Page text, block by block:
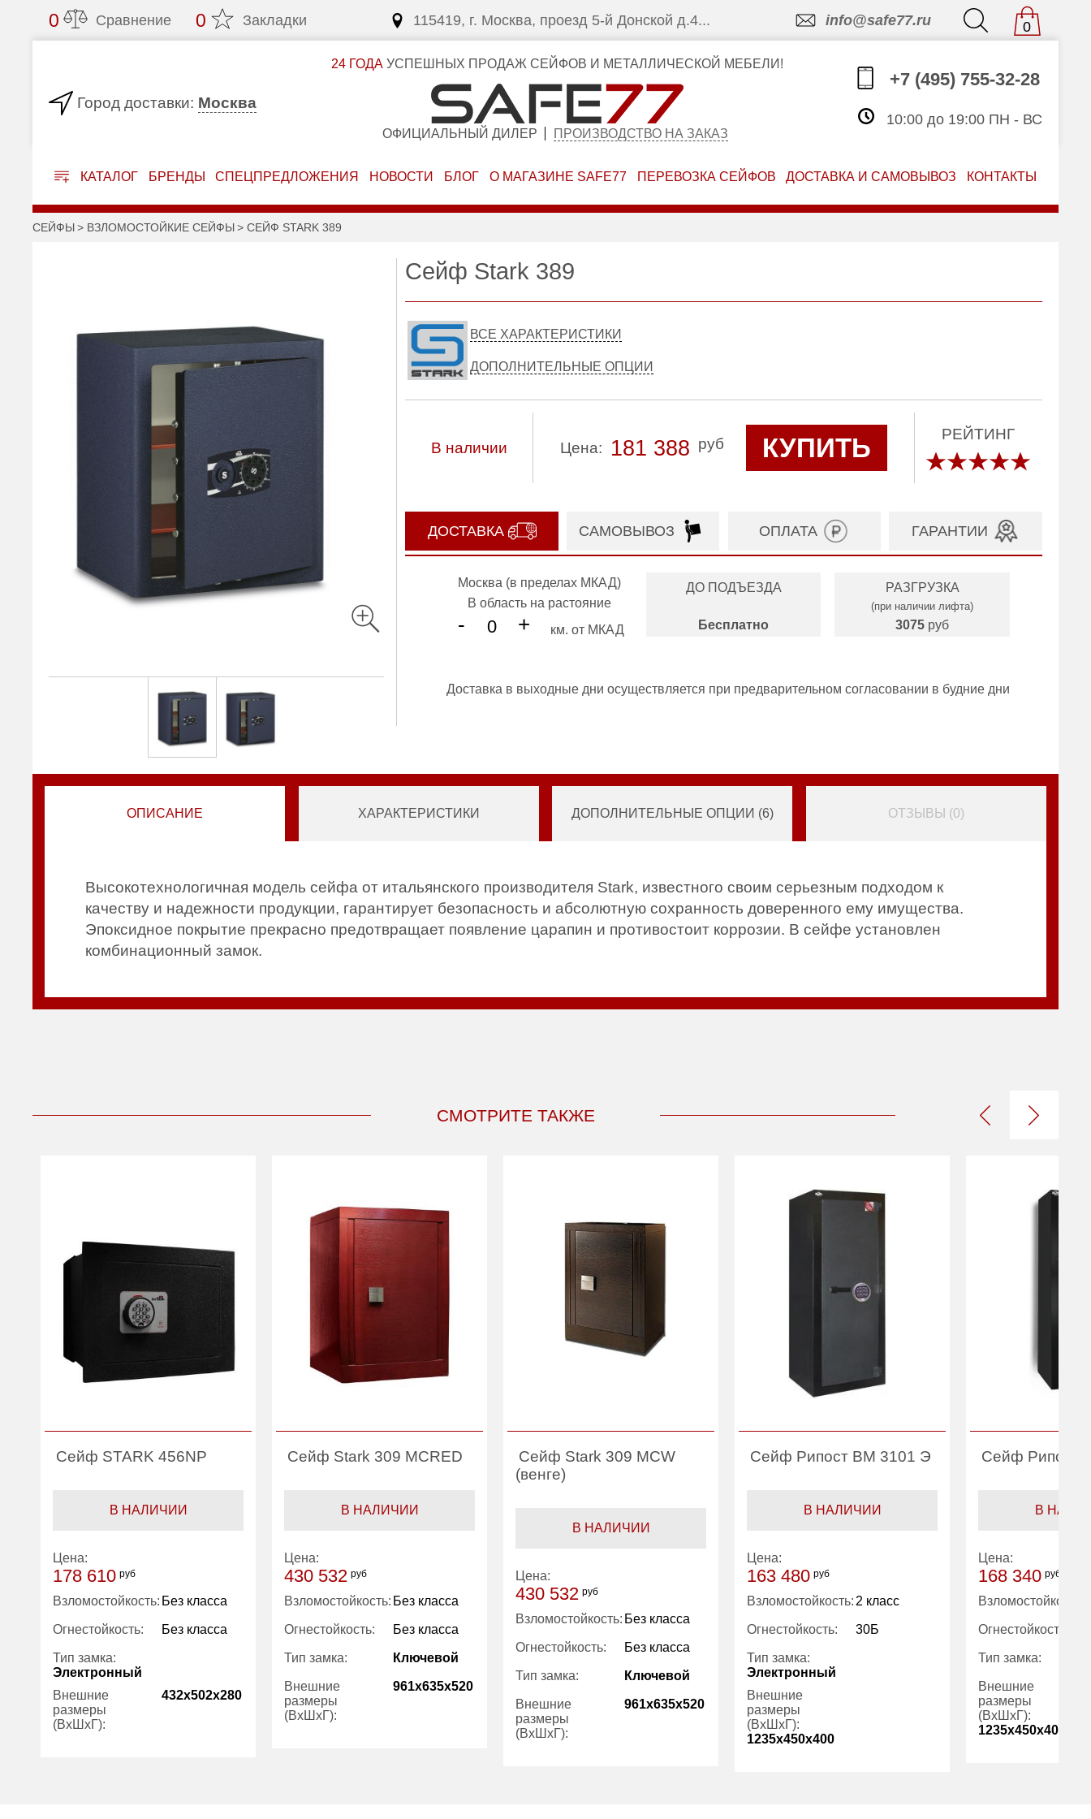
0 Сравнение 0 Закладки 115419, г. Москва, проезд 5-й Донской д.4... info@safe77.ru 0
Город доставки: Москва
24 ГОДАУСПЕШНЫХ ПРОДАЖ СЕЙФОВ И МЕТАЛЛИЧЕСКОЙ МЕБЕЛИ!
ОФИЦИАЛЬНЫЙ ДИЛЕР ПРОИЗВОДСТВО НА ЗАКАЗ
+7 (495) 755-32-28
10:00 до 19:00 ПН - ВС
КАТАЛОГ БРЕНДЫ СПЕЦПРЕДЛОЖЕНИЯ НОВОСТИ БЛОГ О МАГАЗИНЕ SAFE77 ПЕРЕВОЗКА СЕЙФОВ ДОСТАВКА И САМОВЫВОЗ КОНТАКТЫ
СЕЙФЫ ВЗЛОМОСТОЙКИЕ СЕЙФЫ СЕЙФ STARK 389
Сейф Stark 389
ВСЕ ХАРАКТЕРИСТИКИ
ДОПОЛНИТЕЛЬНЫЕ ОПЦИИ
В наличии Цена: 181 388 руб КУПИТЬ РЕЙТИНГ
ДОСТАВКА САМОВЫВОЗ ОПЛАТА ГАРАНТИИ
Москва (в пределах МКАД)
В область на растояние
- + км. от МКАД
ДО ПОДЪЕЗДА
Бесплатно
РАЗГРУЗКА
(при наличии лифта)
3075 руб
Доставка в выходные дни осуществляется при предварительном согласовании в будние дни
ОПИСАНИЕ ХАРАКТЕРИСТИКИ ДОПОЛНИТЕЛЬНЫЕ ОПЦИИ (6) ОТЗЫВЫ (0)
Высокотехнологичная модель сейфа от итальянского производителя Stark, известного своим серьезным подходом к
качеству и надежности продукции, гарантирует безопасность и абсолютную сохранность доверенного ему имущества.
Эпоксидное покрытие прекрасно предотвращает появление царапин и противостоит коррозии. В сейфе установлен
комбинационный замок.
СМОТРИТЕ ТАКЖЕ
Сейф STARK 456NP
В НАЛИЧИИ
Цена:
178 610 руб
Взломостойкость: Без класса
Огнестойкость: Без класса
Тип замка:
Электронный
Внешние
размеры
(ВхШхГ):
432x502x280
Сейф Stark 309 MCRED
В НАЛИЧИИ
Цена:
430 532 руб
Взломостойкость: Без класса
Огнестойкость: Без класса
Тип замка: Ключевой
Внешние
размеры
(ВхШхГ):
961x635x520
Сейф Stark 309 MCW
(венге)
В НАЛИЧИИ
Цена:
430 532 руб
Взломостойкость: Без класса
Огнестойкость: Без класса
Тип замка: Ключевой
Внешние
размеры
(ВхШхГ):
961x635x520
Сейф Рипост ВМ 3101 Э
В НАЛИЧИИ
Цена:
163 480 руб
Взломостойкость: 2 класс
Огнестойкость: 30Б
Тип замка:
Электронный
Внешние
размеры
(ВхШхГ):
1235x450x400
Сейф Рипост
В
Цена:
168 340 руб
Взломостойкость:
Огнестойкость:
Тип замка:
Внешние
размеры
(ВхШхГ):
1235x450x400